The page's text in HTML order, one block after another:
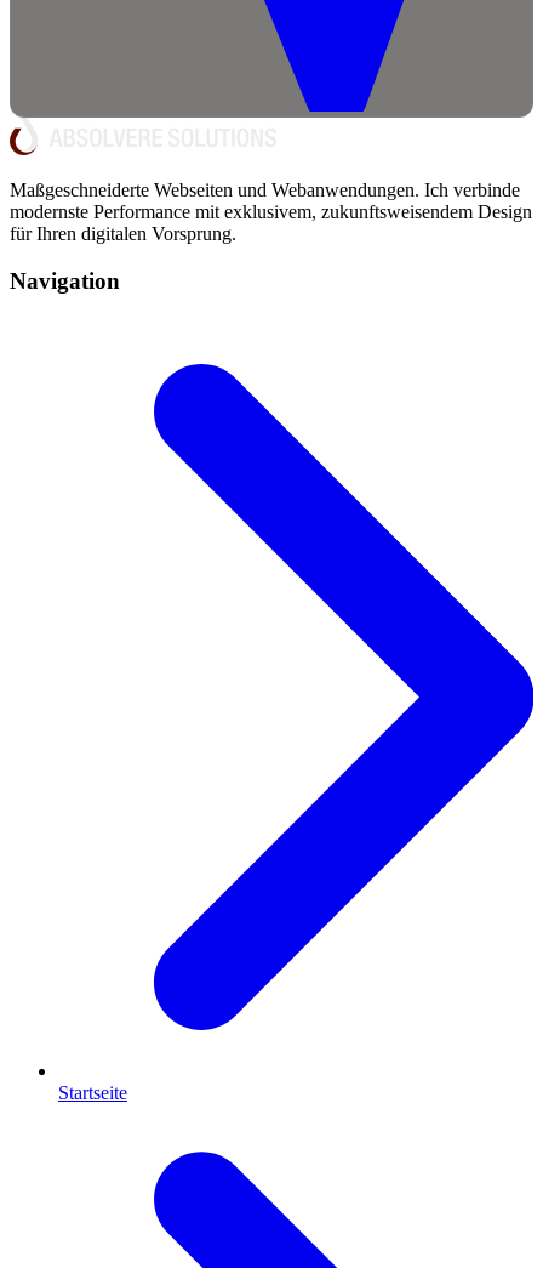
Maßgeschneiderte Webseiten und Webanwendungen. Ich verbinde
modernste Performance mit exklusivem, zukunftsweisendem Design
für Ihren digitalen Vorsprung.
Navigation
Startseite